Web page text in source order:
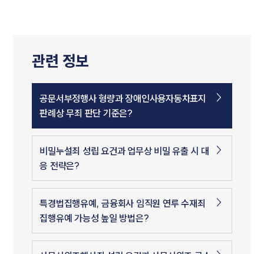
관련 정보
공문서부정행사 형량과 장애인사용자동차표지
판례상 무죄 판단 기준은?
비밀누설죄 성립 요건과 업무상 비밀 유출 시 대
응 전략은?
특경법집행유예, 금융회사 임직원 연루 수재죄
집행유예 가능성 높일 방법은?